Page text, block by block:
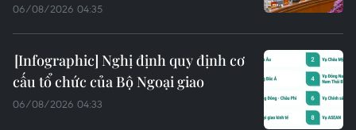
06/08/2026 04:35
Nghị định quy định cơ
cấu tổ chức của Bộ Ngoại giao
06/08/2026 04:33